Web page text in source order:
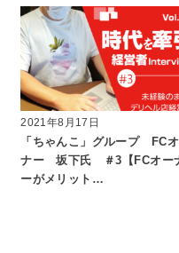
2021年8月17日
「ちゃんこ」グループ FC
ナー 坂下氏 ＃3【FCオー
ーがメリット…